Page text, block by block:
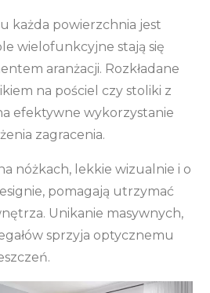
każda powierzchnia jest
wielofunkcyjne stają się
aranżacji. Rozkładane
na pościel czy stoliki z
efektywne wykorzystanie
zagracenia.
nóżkach, lekkie wizualnie i o
pomagają utrzymać
Unikanie masywnych,
sprzyja optycznemu